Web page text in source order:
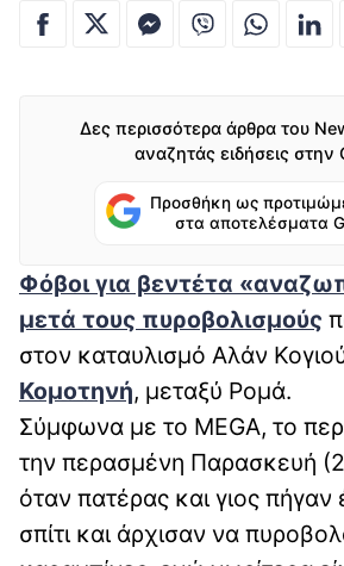
Δες περισσότερα άρθρα του
αναζητάς ειδήσεις στην
Προσθήκη ως
στα αποτελέσματα
Φόβοι για βεντέτα
μετά τους πυροβολισμούς
στον καταυλισμό Αλάν
Κομοτηνή, μεταξύ Ρομά.
Σύμφωνα με το MEGA, το
την περασμένη Παρασκευή
όταν πατέρας και γιος
σπίτι και άρχισαν να